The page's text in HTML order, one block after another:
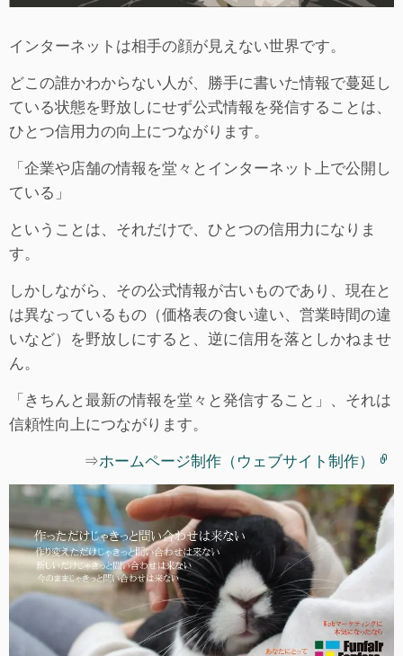
インターネットは相手の顔が見えない世界です。
どこの誰かわからない人が、勝手に書いた情報で蔓延し
ている状態を野放しにせず公式情報を発信することは、
ひとつ信用力の向上につながります。
「企業や店舗の情報を堂々とインターネット上で公開し
ている」
ということは、それだけで、ひとつの信用力になりま
す。
しかしながら、その公式情報が古いものであり、現在と
は異なっているもの（価格表の食い違い、営業時間の違
いなど）を野放しにすると、逆に信用を落としかねませ
ん。
「きちんと最新の情報を堂々と発信すること」、それは
信頼性向上につながります。
⇒ホームページ制作（ウェブサイト制作）